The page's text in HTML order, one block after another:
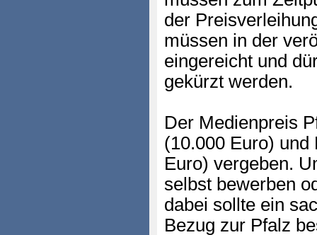
der
müssen in der
eingereicht und
gekürzt werden.
Der Medienpreis
(10.000 Euro)
Euro) vergeben.
selbst bewerben
dabei sollte ein
Bezug zur Pfalz